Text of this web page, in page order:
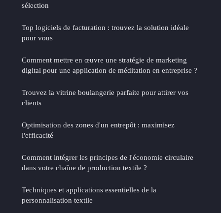
sélection
Top logiciels de facturation : trouvez la solution idéale
pour vous
Comment mettre en œuvre une stratégie de marketing
digital pour une application de méditation en entreprise ?
Trouvez la vitrine boulangerie parfaite pour attirer vos
clients
Optimisation des zones d'un entrepôt : maximisez
l'efficacité
Comment intégrer les principes de l'économie circulaire
dans votre chaîne de production textile ?
Techniques et applications essentielles de la
personnalisation textile